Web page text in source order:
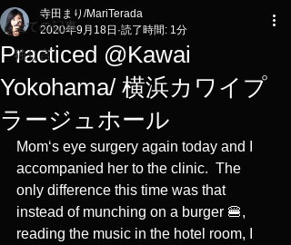
全ての記事
独り言
Practiced @Kawai
Yokohama/ 横浜カワイプ
ラージュホール
寺田まり/MariTerada
2020年9月18日 読了時間: 1分
Mom‘s eye surgery again today and I
accompanied her to the clinic.  The
only difference this time was that
instead of munching on a burger 🍔,
reading the music in the hotel room, I